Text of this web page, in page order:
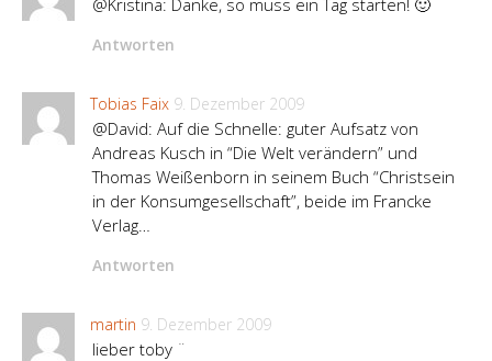
@Kristina: Danke, so muss ein Tag starten! 🙂
Antworten
Tobias Faix 9. Dezember 2009
@David: Auf die Schnelle: guter Aufsatz von
Andreas Kusch in “Die Welt verändern” und
Thomas Weißenborn in seinem Buch “Christsein
in der Konsumgesellschaft”, beide im Francke
Verlag…
Antworten
martin 9. Dezember 2009
lieber toby ¨